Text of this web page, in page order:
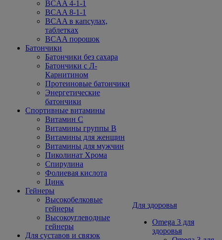
BCAA 4-1-1
BCAA 8-1-1
BCAA в капсулах,
таблетках
BCAA порошок
Батончики
Батончики без сахара
Батончики с Л-
Карнитином
Протеиновые батончики
Энергетические
батончики
Спортивные витамины
Витамин С
Витамины группы В
Витамины для женщин
Витамины для мужчин
Пиколинат Хрома
Спирулина
Фолиевая кислота
Цинк
Гейнеры
Высокобелковые
гейнеры
Высокоуглеводные
гейнеры
Для суставов и связок
Для здоровья
Omega 3 для
здоровья